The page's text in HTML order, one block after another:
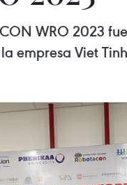
WRO 2023
empresa Viet